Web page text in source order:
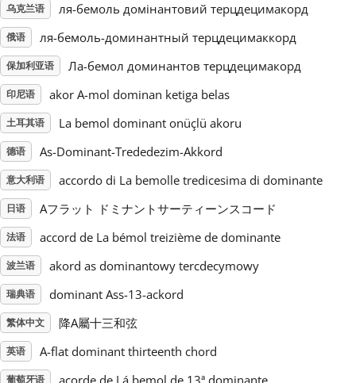
Português
Русский
Tiếng Việt
Türkçe
Українська
乌克兰语 ля-бемоль домінантовий терцдецимакорд
俄语 ля-бемоль-доминантный терцдецимаккорд
保加利亚语 Ла-бемол доминантов терцдецимакорд
印尼语 akor A-mol dominan ketiga belas
土耳其语 La bemol dominant onüçlü akoru
德语 As-Dominant-Trededezim-Akkord
意大利语 accordo di La bemolle tredicesima di dominante
日语 Aフラット ドミナントサーティーンスコード
法语 accord de La bémol treizième de dominante
波兰语 akord as dominantowy tercdecymowy
瑞典语 dominant Ass-13-ackord
繁体中文 降A屬十三和弦
英语 A-flat dominant thirteenth chord
葡萄牙语